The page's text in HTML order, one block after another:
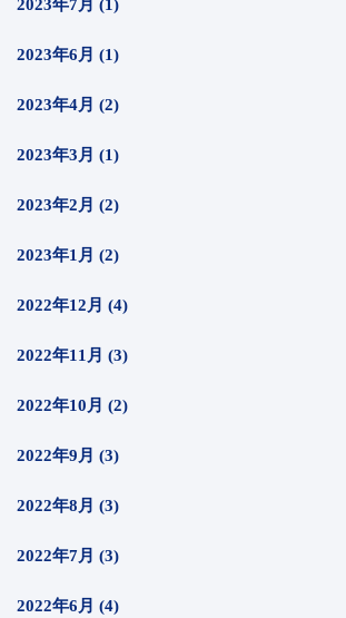
2023年7月 (1)
2023年6月 (1)
2023年4月 (2)
2023年3月 (1)
2023年2月 (2)
2023年1月 (2)
2022年12月 (4)
2022年11月 (3)
2022年10月 (2)
2022年9月 (3)
2022年8月 (3)
2022年7月 (3)
2022年6月 (4)